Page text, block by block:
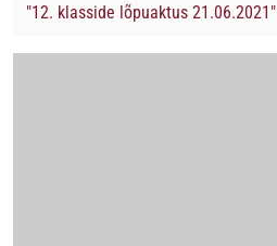
"12. klasside lõpuaktus 21.06.2021"